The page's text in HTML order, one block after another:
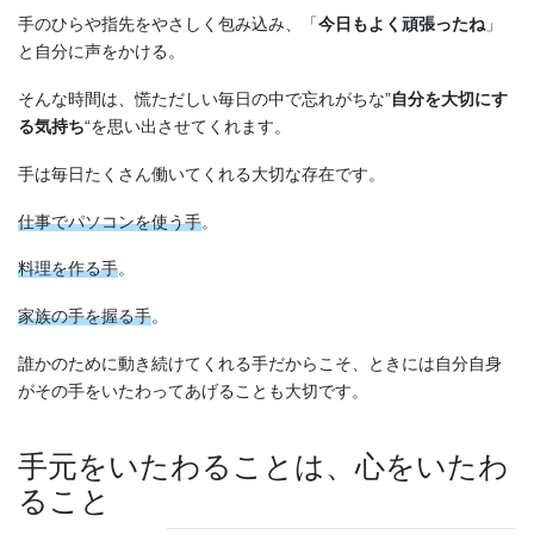
手のひらや指先をやさしく包み込み、「今日もよく頑張ったね」
と自分に声をかける。
そんな時間は、慌ただしい毎日の中で忘れがちな”自分を大切にす
る気持ち“を思い出させてくれます。
手は毎日たくさん働いてくれる大切な存在です。
仕事でパソコンを使う手。
料理を作る手。
家族の手を握る手。
誰かのために動き続けてくれる手だからこそ、ときには自分自身
がその手をいたわってあげることも大切です。
手元をいたわることは、心をいたわ
ること